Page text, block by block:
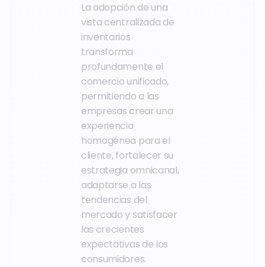
La adopción de una
vista centralizada de
inventarios
transforma
profundamente el
comercio unificado,
permitiendo a las
empresas crear una
experiencia
homogénea para el
cliente, fortalecer su
estrategia omnicanal,
adaptarse a las
tendencias del
mercado y satisfacer
las crecientes
expectativas de los
consumidores.